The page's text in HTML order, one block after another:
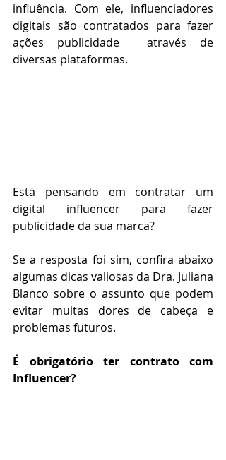
influência. Com ele, influenciadores
digitais são contratados para fazer
ações publicidade  através de
diversas plataformas.
Está pensando em contratar um
digital influencer para fazer
publicidade da sua marca?
Se a resposta foi sim, confira abaixo
algumas dicas valiosas da Dra. Juliana
Blanco sobre o assunto que podem
evitar muitas dores de cabeça e
problemas futuros.
É obrigatório ter contrato com
Influencer?